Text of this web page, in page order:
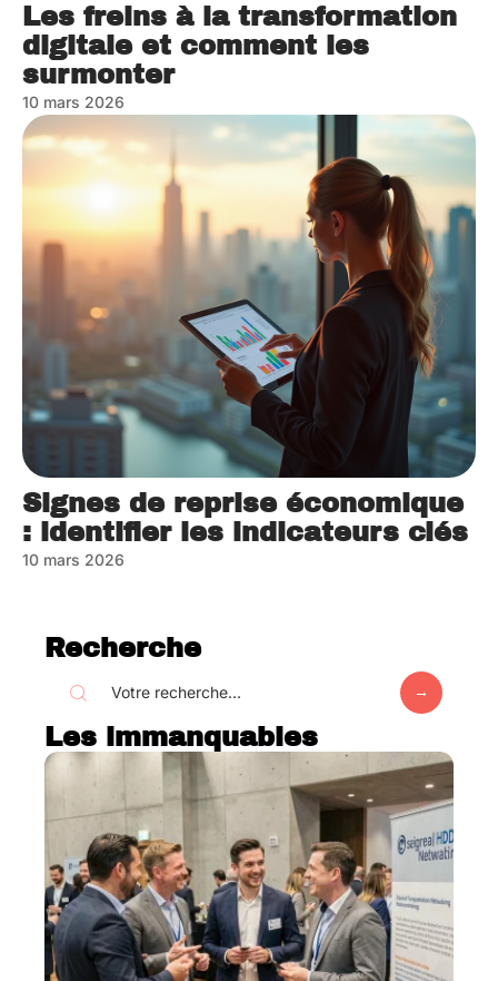
Les freins à la transformation
digitale et comment les
surmonter
10 mars 2026
Signes de reprise économique
: identifier les indicateurs clés
10 mars 2026
Recherche
Les immanquables